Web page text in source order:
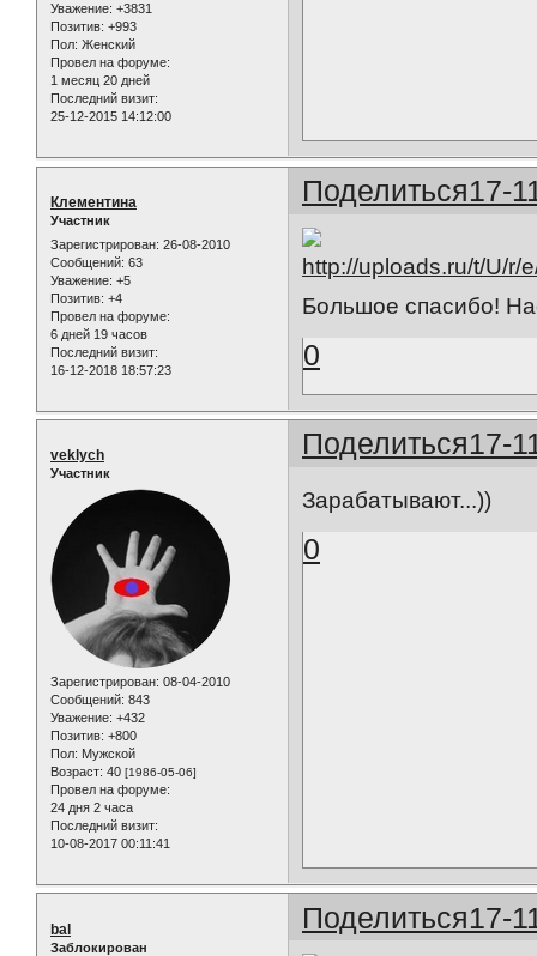
Уважение: +3831
Позитив: +993
Пол: Женский
Провел на форуме:
1 месяц 20 дней
Последний визит:
25-12-2015 14:12:00
Поделиться17-
Клементина
Участник
Зарегистрирован: 26-08-2010
Сообщений: 63
Уважение: +5
Позитив: +4
Провел на форуме:
6 дней 19 часов
Последний визит:
16-12-2018 18:57:23
Большое спасибо!
0
Поделиться17-
veklych
Участник
Зарегистрирован: 08-04-2010
Сообщений: 843
Уважение: +432
Позитив: +800
Пол: Мужской
Возраст: 40 [1986-05-06]
Провел на форуме:
24 дня 2 часа
Последний визит:
10-08-2017 00:11:41
Зарабатывают...))
0
Поделиться17-
bal
Заблокирован